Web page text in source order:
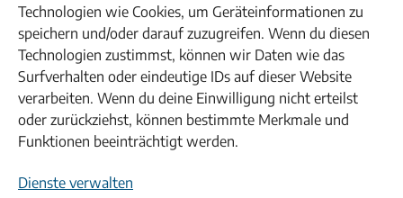
Technologien wie Cookies, um Geräteinformationen zu
speichern und/oder darauf zuzugreifen. Wenn du diesen
Technologien zustimmst, können wir Daten wie das
Surfverhalten oder eindeutige IDs auf dieser Website
verarbeiten. Wenn du deine Einwilligung nicht erteilst
oder zurückziehst, können bestimmte Merkmale und
Funktionen beeinträchtigt werden.
Dienste verwalten